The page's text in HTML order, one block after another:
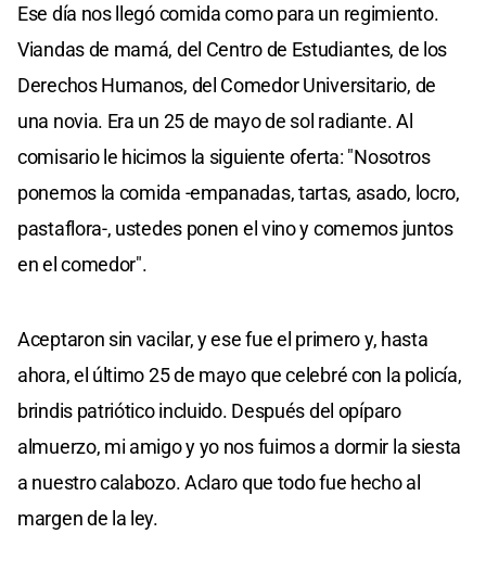
Ese día nos llegó comida como para un regimiento.
Viandas de mamá, del Centro de Estudiantes, de los
Derechos Humanos, del Comedor Universitario, de
una novia. Era un 25 de mayo de sol radiante. Al
comisario le hicimos la siguiente oferta: "Nosotros
ponemos la comida -empanadas, tartas, asado, locro,
pastaflora-, ustedes ponen el vino y comemos juntos
en el comedor".
Aceptaron sin vacilar, y ese fue el primero y, hasta
ahora, el último 25 de mayo que celebré con la policía,
brindis patriótico incluido. Después del opíparo
almuerzo, mi amigo y yo nos fuimos a dormir la siesta
a nuestro calabozo. Aclaro que todo fue hecho al
margen de la ley.